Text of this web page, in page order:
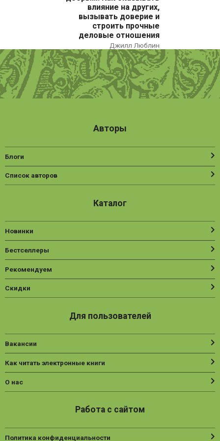
влияние на других,
вызывать доверие и
строить прочные
деловые отношения
Джилл Люблин
Нехудожественная литература
Общественные и гуманитарные науки
Политика
Психология
Путешествия. Хобби. Спорт
Религия
Художественная литература
Эзотерика
Авторы
Блоги
Список авторов
Каталог
Новинки
Бестселлеры
Рекомендуем
Скидки
Для пользователей
Вакансии
Как читать электронные книги
О нас
Работа с сайтом
Политика конфиденциальности